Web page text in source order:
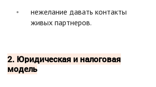
нежелание давать контакты
живых партнеров.
2. Юридическая и налоговая
модель